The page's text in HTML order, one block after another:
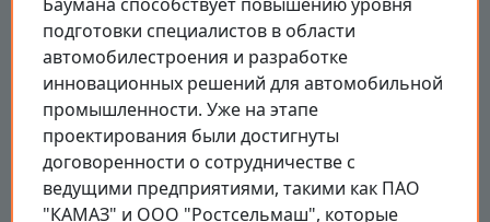
подготовки специалистов в области
автомобилестроения и разработке
инновационных решений для автомобильной
промышленности. Уже на этапе
проектирования были достигнуты
договоренности о сотрудничестве с
ведущими предприятиями, такими как ПАО
"КАМАЗ" и ООО "Ростсельмаш", которые